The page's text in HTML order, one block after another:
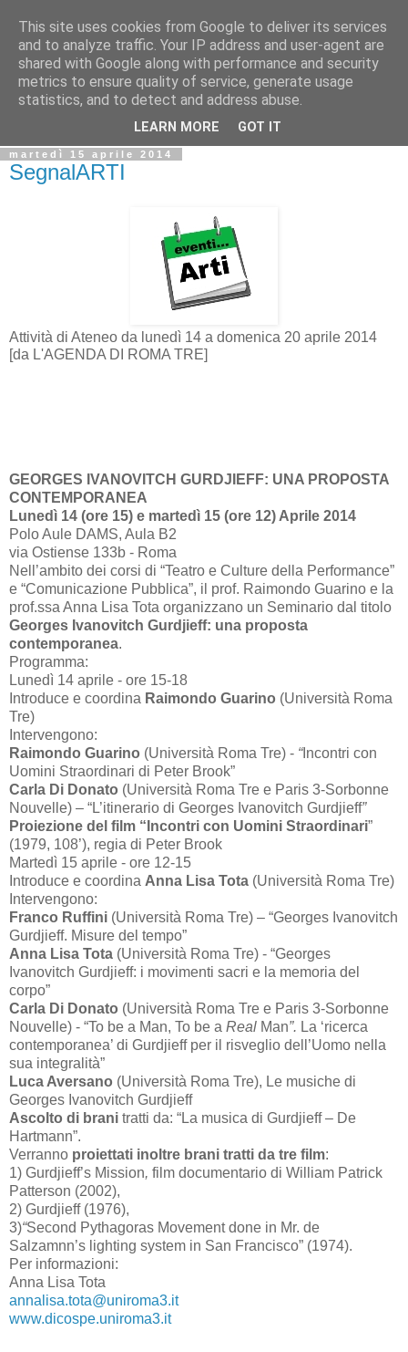
Biblio@rti in
Il Blog della Biblioteca di Area delle arti per condividere
informazioni iniziative incontri
martedì 15 aprile 2014
SegnalARTI
Attività di Ateneo da lunedì 14 a domenica 20 aprile 2014
[da L'AGENDA DI ROMA TRE]
GEORGES IVANOVITCH GURDJIEFF: UNA PROPOSTA
CONTEMPORANEA
Lunedì 14 (ore 15) e martedì 15 (ore 12) Aprile 2014
Polo Aule DAMS, Aula B2
via Ostiense 133b - Roma
Nell’ambito dei corsi di “Teatro e Culture della Performance”
e “Comunicazione Pubblica”, il prof. Raimondo Guarino e la
prof.ssa Anna Lisa Tota organizzano un Seminario dal titolo
Georges Ivanovitch Gurdjieff: una proposta
contemporanea.
Programma:
Lunedì 14 aprile - ore 15-18
Introduce e coordina Raimondo Guarino (Università Roma
Tre)
Intervengono:
Raimondo Guarino (Università Roma Tre) - “Incontri con
Uomini Straordinari di Peter Brook”
Carla Di Donato (Università Roma Tre e Paris 3-Sorbonne
Nouvelle) – “L’itinerario di Georges Ivanovitch Gurdjieff”
Proiezione del film “Incontri con Uomini Straordinari”
(1979, 108’), regia di Peter Brook
Martedì 15 aprile - ore 12-15
Introduce e coordina Anna Lisa Tota (Università Roma Tre)
Intervengono:
Franco Ruffini (Università Roma Tre) – “Georges Ivanovitch
Gurdjieff. Misure del tempo”
Anna Lisa Tota (Università Roma Tre) - “Georges
Ivanovitch Gurdjieff: i movimenti sacri e la memoria del
corpo”
Carla Di Donato (Università Roma Tre e Paris 3-Sorbonne
Nouvelle) - “To be a Man, To be a Real Man”. La ‘ricerca
contemporanea’ di Gurdjieff per il risveglio dell’Uomo nella
sua integralità”
Luca Aversano (Università Roma Tre), Le musiche di
Georges Ivanovitch Gurdjieff
Ascolto di brani tratti da: “La musica di Gurdjieff – De
Hartmann”.
Verranno proiettati inoltre brani tratti da tre film:
1) Gurdjieff’s Mission, film documentario di William Patrick
Patterson (2002),
2) Gurdjieff (1976),
3)“Second Pythagoras Movement done in Mr. de
Salzamnn’s lighting system in San Francisco” (1974).
Per informazioni:
Anna Lisa Tota
annalisa.tota@uniroma3.it
www.dicospe.uniroma3.it
This site uses cookies from Google to deliver its services
and to analyze traffic. Your IP address and user-agent are
shared with Google along with performance and security
metrics to ensure quality of service, generate usage
statistics, and to detect and address abuse.
LEARN MORE GOT IT